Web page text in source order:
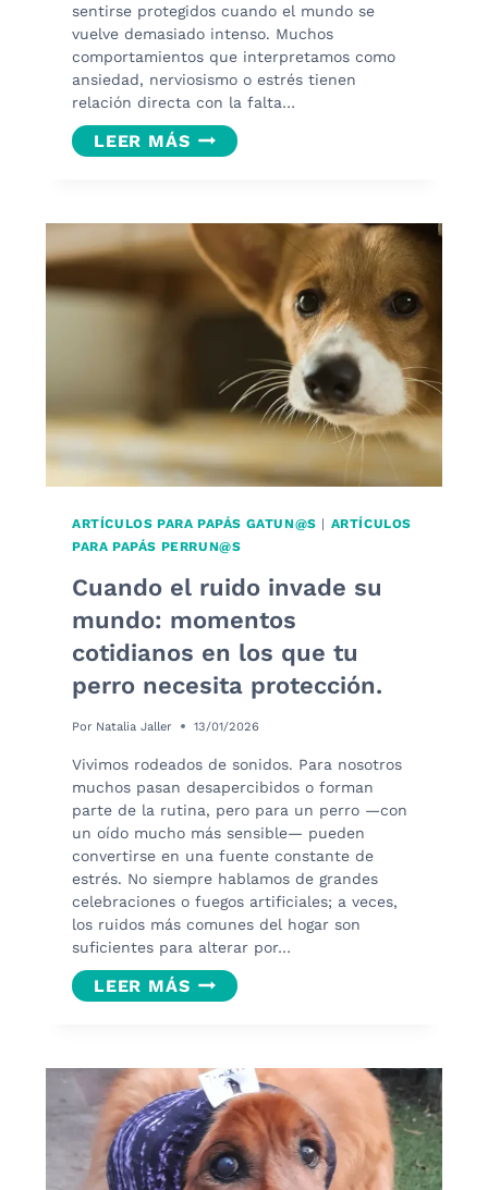
sentirse protegidos cuando el mundo se
vuelve demasiado intenso. Muchos
comportamientos que interpretamos como
ansiedad, nerviosismo o estrés tienen
relación directa con la falta…
LEER MÁSLA
IMPORTANCIA
TU
PERRO
TENGA
CASA:
MÁS
QUE
UNA
CAMA,
REFUGIO
EMOCIONAL.
ARTÍCULOS PARA PAPÁS GATUN@S | ARTÍCULOS
PARA PAPÁS PERRUN@S
Cuando el ruido invade su
mundo: momentos
cotidianos en los que tu
perro necesita protección.
Por Natalia Jaller 13/01/2026
Vivimos rodeados de sonidos. Para nosotros
muchos pasan desapercibidos o forman
parte de la rutina, pero para un perro —con
un oído mucho más sensible— pueden
convertirse en una fuente constante de
estrés. No siempre hablamos de grandes
celebraciones o fuegos artificiales; a veces,
los ruidos más comunes del hogar son
suficientes para alterar por…
LEER MÁSCUANDO
EL
SU
MUNDO:
MOMENTOS
COTIDIANOS
EN